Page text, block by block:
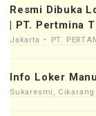
Resmi Dibuka
| PT. Pertmina
Jakarta PT.
Info Loker
Sukaresmi, Cikarang